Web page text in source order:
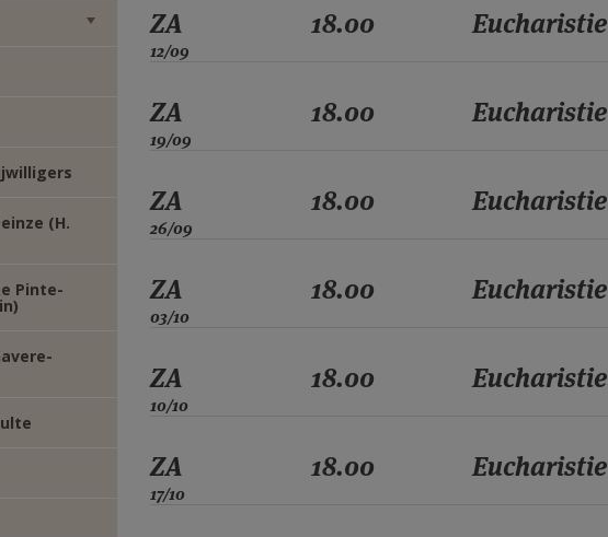
(H.
Pinte-
ZA
12/09
18.00 Eucharistie
ZA
19/09
18.00 Eucharistie
ZA
26/09
18.00 Eucharistie
ZA
03/10
18.00 Eucharistie
ZA
10/10
18.00 Eucharistie
ZA
17/10
18.00 Eucharistie